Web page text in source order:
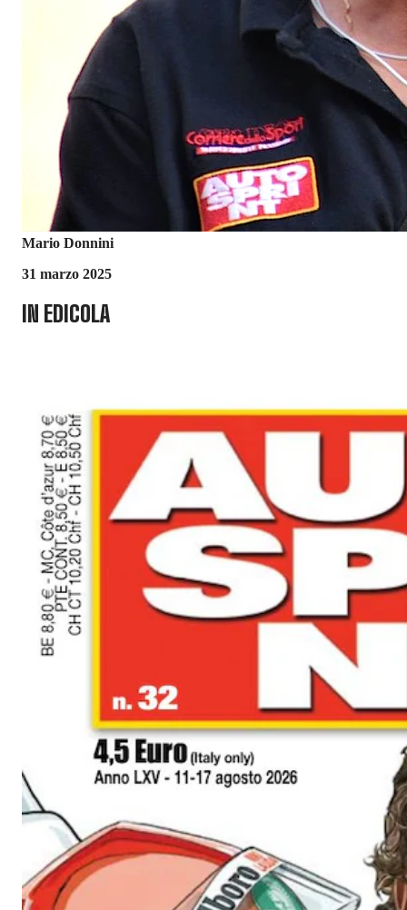
Mario Donnini
31 marzo 2025
IN EDICOLA